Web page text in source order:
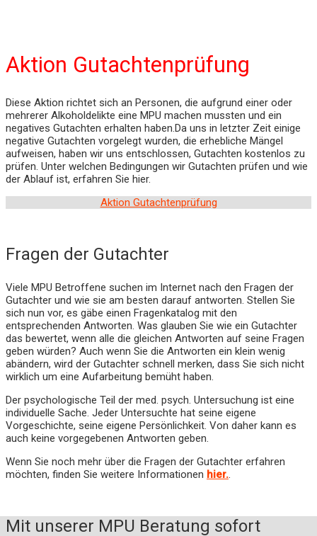
Aktion Gutachtenprüfung
Diese Aktion richtet sich an Personen, die aufgrund einer oder
mehrerer Alkoholdelikte eine MPU machen mussten und ein
negatives Gutachten erhalten haben.Da uns in letzter Zeit einige
negative Gutachten vorgelegt wurden, die erhebliche Mängel
aufweisen, haben wir uns entschlossen, Gutachten kostenlos zu
prüfen. Unter welchen Bedingungen wir Gutachten prüfen und wie
der Ablauf ist, erfahren Sie hier.
Aktion Gutachtenprüfung
Fragen der Gutachter
Viele MPU Betroffene suchen im Internet nach den Fragen der
Gutachter und wie sie am besten darauf antworten. Stellen Sie
sich nun vor, es gäbe einen Fragenkatalog mit den
entsprechenden Antworten. Was glauben Sie wie ein Gutachter
das bewertet, wenn alle die gleichen Antworten auf seine Fragen
geben würden? Auch wenn Sie die Antworten ein klein wenig
abändern, wird der Gutachter schnell merken, dass Sie sich nicht
wirklich um eine Aufarbeitung bemüht haben.
Der psychologische Teil der med. psych. Untersuchung ist eine
individuelle Sache. Jeder Untersuchte hat seine eigene
Vorgeschichte, seine eigene Persönlichkeit. Von daher kann es
auch keine vorgegebenen Antworten geben.
Wenn Sie noch mehr über die Fragen der Gutachter erfahren
möchten, finden Sie weitere Informationen hier..
Mit unserer MPU Beratung sofort